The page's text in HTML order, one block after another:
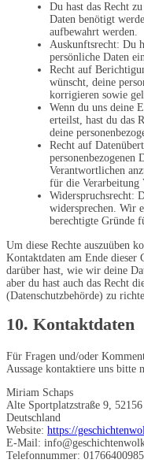
Du hast das Recht
Daten benötigt
aufbewahrt werden.
Auskunftsrecht: Du
persönliche Daten
Recht auf
wünscht, deine
korrigieren sowie
Wenn du uns deine
erteilst, hast du das
deine
Recht auf
personenbezogenen
Verantwortlichen
für die Verarbeitung
Widerspruchsrecht:
widersprechen. Wir
berechtigte Gründe
Um diese Rechte auszuüben
Kontaktdaten am Ende dieser
darüber hast, wie wir deine
aber du hast auch das Recht
(Datenschutzbehörde) zu
10. Kontaktdaten
Für Fragen und/oder
Aussage kontaktiere uns bitte
Miriam Schaps
Alte Sportplatzstraße 9,
Deutschland
Website: https://
E-Mail: info@
Telefonnummer: